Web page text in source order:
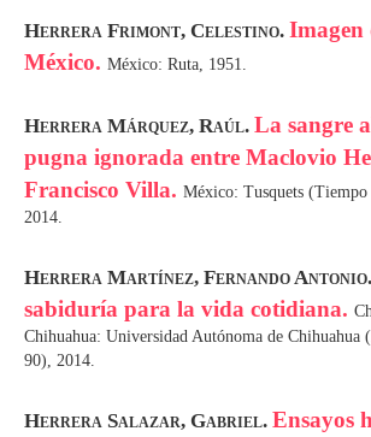
Herrera Frimont, Celestino. Imagen
México. México: Ruta, 1951.
Herrera Márquez, Raúl. La sangre
pugna ignorada entre Maclovio
Francisco Villa. México: Tusquets
2014.
Herrera Martínez, Fernando Antonio.
sabiduría para la vida cotidiana.
Chihuahua: Universidad Autónoma de Chihuahua
90), 2014.
Herrera Salazar, Gabriel. Ensayos